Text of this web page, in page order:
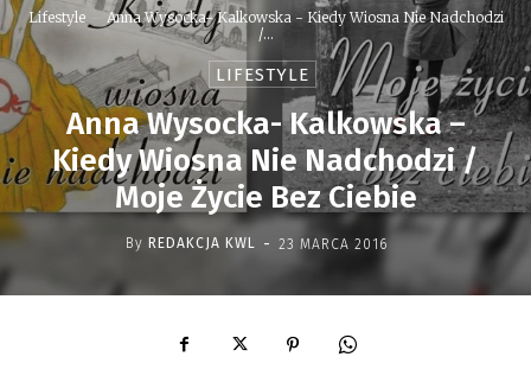
Lifestyle
Anna Wysocka- Kalkowska - Kiedy Wiosna Nie Nadchodzi
/...
LIFESTYLE
Anna Wysocka- Kalkowska –
Kiedy Wiosna Nie Nadchodzi /
Moje Życie Bez Ciebie
By REDAKCJA KWL - 23 MARCA 2016